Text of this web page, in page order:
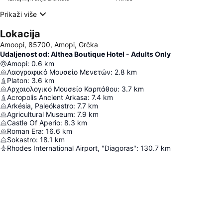
Prikaži više
Lokacija
Amoopi, 85700, Amopi, Grčka
Udaljenost od: Althea Boutique Hotel - Adults Only
Amopi: 0.6 km
Λαογραφικό Μουσείο Μενετών: 2.8 km
Platon: 3.6 km
Αρχαιολογικό Μουσείο Καρπάθου: 3.7 km
Acropolis Ancient Arkasa: 7.4 km
Arkésia, Paleókastro: 7.7 km
Agricultural Museum: 7.9 km
Castle Of Aperio: 8.3 km
Roman Era: 16.6 km
Sokastro: 18.1 km
Rhodes International Airport, "Diagoras": 130.7 km